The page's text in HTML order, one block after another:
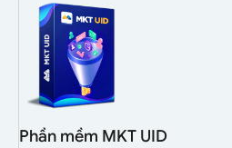
Phần mềm MKT UID